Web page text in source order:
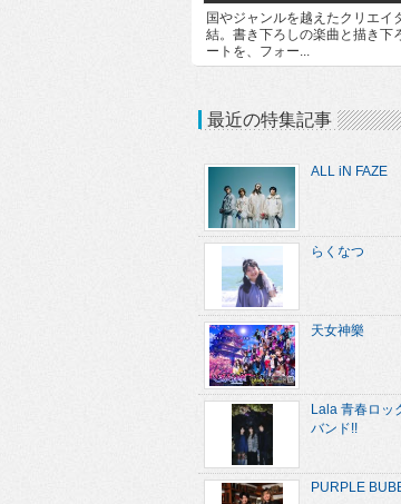
国やジャンルを越えたクリエイ
結。書き下ろしの楽曲と描き下
ートを、フォー...
最近の特集記事
ALL iN FAZE
らくなつ
天女神樂
Lala 青春ロッ
バンド!!
PURPLE